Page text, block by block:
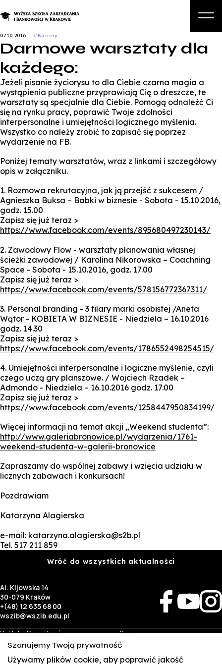
O nas
Studia podyplomowe i kursy
07.10.2016 #Kariery
Darmowe warsztaty dla
każdego:
Jeżeli pisanie życiorysu to dla Ciebie czarna magia a
wystąpienia publiczne przyprawiają Cię o dreszcze, te
warsztaty są specjalnie dla Ciebie. Pomogą odnaleźć Ci
się na rynku pracy, poprawić Twoje zdolności
interpersonalne i umiejętności logicznego myślenia.
Wszystko co należy zrobić to zapisać się poprzez
wydarzenie na FB.
Poniżej tematy warsztatów, wraz z linkami i szczegółowy
opis w załączniku.
1. Rozmowa rekrutacyjna, jak ją przejść z sukcesem /
Agnieszka Buksa – Babki w biznesie - Sobota - 15.10.2016,
godz. 15.00
Zapisz się już teraz >
https://www.facebook.com/events/895680497230143/
2. Zawodowy Flow - warsztaty planowania własnej
ścieżki zawodowej / Karolina Nikorowska – Coachning
Space - Sobota - 15.10.2016, godz. 17.00
Zapisz się już teraz >
https://www.facebook.com/events/578156772367311/
3. Personal branding - 3 filary marki osobistej /Aneta
Wątor - KOBIETA W BIZNESIE - Niedziela – 16.10.2016
godz. 14.30
Zapisz się już teraz >
https://www.facebook.com/events/1786552498254515/
4. Umiejętności interpersonalne i logiczne myślenie, czyli
czego uczą gry planszowe. / Wojciech Rzadek –
Admondo - Niedziela – 16.10.2016 godz. 17.00
Zapisz się już teraz >
https://www.facebook.com/events/1258447950834199/
Więcej informacji na temat akcji „Weekend studenta”:
http://www.galeriabronowice.pl/wydarzenia/1761-
weekend-studenta-w-galerii-bronowice
Zapraszamy do wspólnej zabawy i wzięcia udziału w
licznych zabawach i konkursach!
Pozdrawiam
Katarzyna Alagierska
e-mail: katarzyna.alagierska@s2b.pl
Tel. 517 211 859
Wróć do wszystkich aktualności
Al. Kijowska 14
30-079 Kraków
+(48) 12 635 68 00
wszib@wszib.edu.pl
Polityka Prywatności
RODO
Identyfikacja wizualna
O nas
Rekrutacja
Studia
Kontakt
Szanujemy Twoją prywatność
Używamy plików cookie, aby poprawić jakość